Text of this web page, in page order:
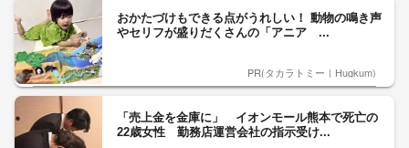
おかたづけもできる点がうれしい！ 動物の鳴き声
やセリフが盛りだくさんの「アニア ...
PR(タカラトミー｜Hugkum)
「売上金を金庫に」 イオンモール熊本で死亡の
22歳女性 勤務店運営会社の指示受け...